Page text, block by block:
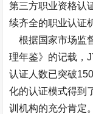
第三方职业资格认
续齐全的职业认证
根据国家市场监
理年鉴》的记载，
认证人数已突破
化的认证模式得到
训机构的充分肯定。